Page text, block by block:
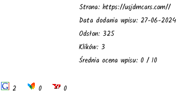
Strona: https://usjdmcars.com//
Data dodania wpisu: 27-06-2024
Odsłon: 325
Klików: 3
Średnia ocena wpisu: 0 / 10
2 0 0